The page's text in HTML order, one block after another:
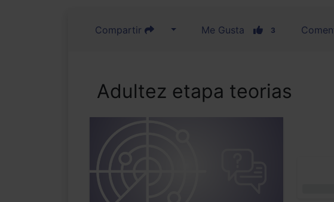
Compartir Me Gusta 3
Adultez etapa teorias